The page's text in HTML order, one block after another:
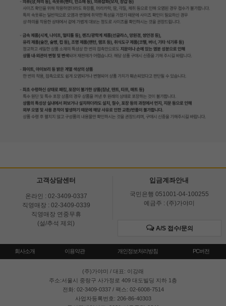
고객상담센터
온라인 : 02-3409-0337
직영매장 : 02-3409-0339
직영매장 연중무휴
(설/추석 제외)
입금계좌안내
국민은행 051001-04-100255
예금주 : (주)가야미
A/S 접수/문의
회사소개 이용약관 개인정보처리방침 PC버전
(주)가야미 / 대표: 이강래
주소:서울시 중랑구 사가정로 409 대도빌딩 지하 1층
전화: 02-3409-0337 / 팩스: 02-6008-7514
사업자등록번호: 206-86-40303